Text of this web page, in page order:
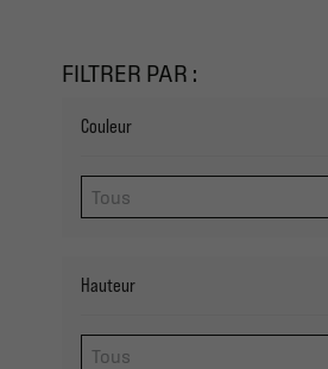
FILTRER PAR :
Couleur
Hauteur